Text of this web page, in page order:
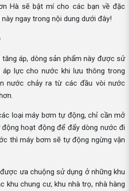
Hà sẽ bật mí cho các bạn về đặc
ngay trong nội dung dưới đây!
áp, dòng sản phẩm này được sử
lực cho nước khi lưu thông trong
nước chảy ra từ các đầu vòi nước
loại máy bơm tự động, chỉ cần mở
hoạt động để đẩy dòng nước đi
thì máy bơm sẽ tự động ngừng vận
ưa chuộng sử dụng ở những khu
khu chung cư, khu nhà trọ, nhà hàng